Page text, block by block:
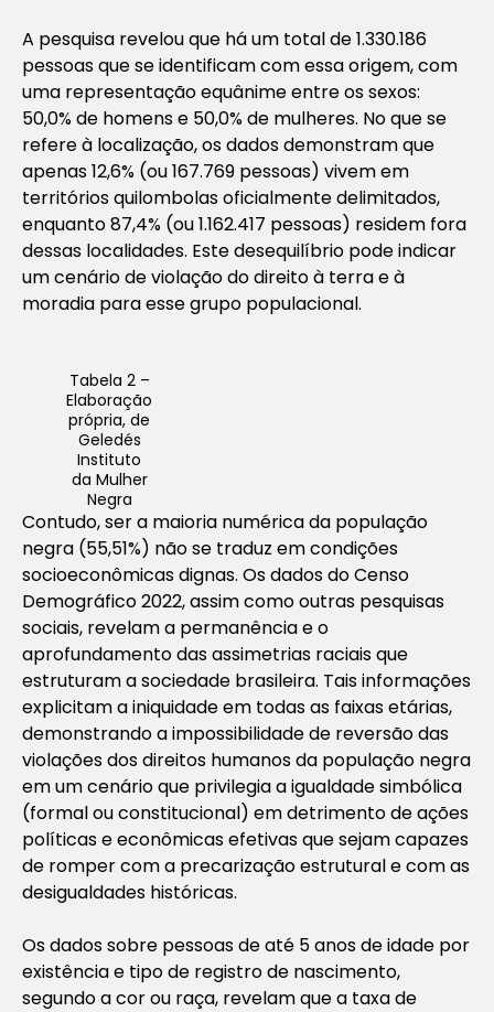
A pesquisa revelou que há um total de 1.330.186
pessoas que se identificam com essa origem, com
uma representação equânime entre os sexos:
50,0% de homens e 50,0% de mulheres. No que se
refere à localização, os dados demonstram que
apenas 12,6% (ou 167.769 pessoas) vivem em
territórios quilombolas oficialmente delimitados,
enquanto 87,4% (ou 1.162.417 pessoas) residem fora
dessas localidades. Este desequilíbrio pode indicar
um cenário de violação do direito à terra e à
moradia para esse grupo populacional.
Tabela 2 –
Elaboração
própria, de
Geledés
Instituto
da Mulher
Negra
Contudo, ser a maioria numérica da população
negra (55,51%) não se traduz em condições
socioeconômicas dignas. Os dados do Censo
Demográfico 2022, assim como outras pesquisas
sociais, revelam a permanência e o
aprofundamento das assimetrias raciais que
estruturam a sociedade brasileira. Tais informações
explicitam a iniquidade em todas as faixas etárias,
demonstrando a impossibilidade de reversão das
violações dos direitos humanos da população negra
em um cenário que privilegia a igualdade simbólica
(formal ou constitucional) em detrimento de ações
políticas e econômicas efetivas que sejam capazes
de romper com a precarização estrutural e com as
desigualdades históricas.
Os dados sobre pessoas de até 5 anos de idade por
existência e tipo de registro de nascimento,
segundo a cor ou raça, revelam que a taxa de